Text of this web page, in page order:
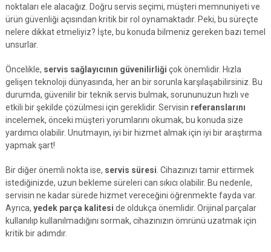
noktaları ele alacağız. Doğru servis seçimi, müşteri memnuniyeti ve
ürün güvenliği açısından kritik bir rol oynamaktadır. Peki, bu süreçte
nelere dikkat etmeliyiz? İşte, bu konuda bilmeniz gereken bazı temel
unsurlar.
Öncelikle, servis sağlayıcının güvenilirliği çok önemlidir. Hızla
gelişen teknoloji dünyasında, her an bir sorunla karşılaşabilirsiniz. Bu
durumda, güvenilir bir teknik servis bulmak, sorununuzun hızlı ve
etkili bir şekilde çözülmesi için gereklidir. Servisin referanslarını
incelemek, önceki müşteri yorumlarını okumak, bu konuda size
yardımcı olabilir. Unutmayın, iyi bir hizmet almak için iyi bir araştırma
yapmak şart!
Bir diğer önemli nokta ise, servis süresi . Cihazınızı tamir ettirmek
istediğinizde, uzun bekleme süreleri can sıkıcı olabilir. Bu nedenle,
servisin ne kadar sürede hizmet vereceğini öğrenmekte fayda var.
Ayrıca, yedek parça kalitesi de oldukça önemlidir. Orijinal parçalar
kullanılıp kullanılmadığını sormak, cihazınızın ömrünü uzatmak için
kritik bir adımdır.